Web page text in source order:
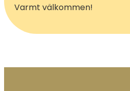
Varmt välkommen!